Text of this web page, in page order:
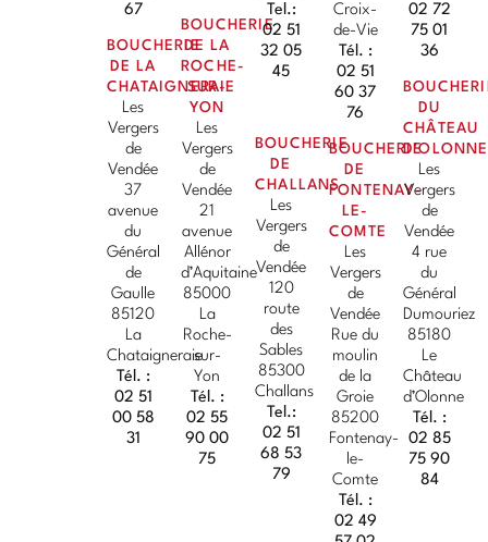
67
BOUCHERIE
DE LA
CHATAIGNERAIE
Les
Vergers
de
Vendée
37
avenue
du
Général
de
Gaulle
85120
La
Chataigneraie
Tél. :
02 51
00 58
31
BOUCHERIE
DE LA
ROCHE-
SUR-
YON
Les
Vergers
de
Vendée
21
avenue
Allénor
d’Aquitaine
85000
La
Roche-
sur-
Yon
Tél. :
02 55
90 00
75
Tel.:
02 51
32 05
45
BOUCHERIE
DE
CHALLANS
Les
Vergers
de
Vendée
120
route
des
Sables
85300
Challans
Tel.:
02 51
68 53
79
Croix-
de-Vie
Tél. :
02 51
60 37
76
BOUCHERIE
DE
FONTENAY-
LE-
COMTE
Les
Vergers
de
Vendée
Rue du
moulin
de la
Groie
85200
Fontenay-
le-
Comte
Tél. :
02 49
02 72
75 01
36
DU
CHÂTEAU
D'OLONNE
Les
Vergers
de
Vendée
4 rue
du
Général
Dumouriez
85180
Le
Château
d’Olonne
Tél. :
02 85
75 90
84